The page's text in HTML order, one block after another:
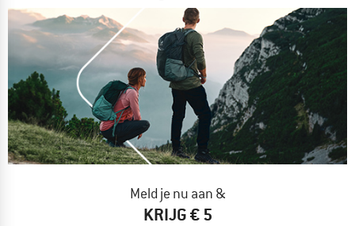
Meld je nu aan &
KRIJG € 5